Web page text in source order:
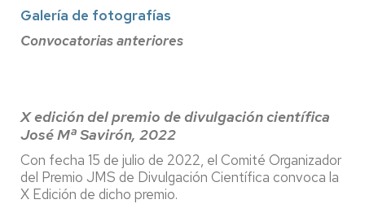
Galería de fotografías
Convocatorias anteriores
X edición del premio de divulgación científica
José Mª Savirón, 2022
Con fecha 15 de julio de 2022, el Comité Organizador
del Premio JMS de Divulgación Científica convoca la
X Edición de dicho premio.